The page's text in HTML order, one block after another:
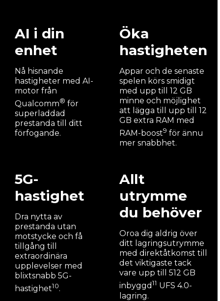
AI i din
enhet
Nå hisnande
hastigheter med AI-
motor från
Qualcomm® för
superladdad
prestanda till ditt
förfogande.
Öka
hastigheten
Appar och de senaste
spelen körs smidigt
med upp till 12 GB
minne och möjlighet
att lägga till upp till 12
GB extra RAM med
RAM-boost9 för ännu
mer snabbhet.
5G-
hastighet
Dra nytta av
prestanda utan
motstycke och få
tillgång till
extraordinära
upplevelser med
blixtsnabb 5G-
hastighet10.
Allt
utrymme
du behöver
Oroa dig aldrig över
ditt lagringsutrymme
med direktåtkomst till
det viktigaste tack
vare upp till 512 GB
inbyggd11 UFS 4.0-
lagring.